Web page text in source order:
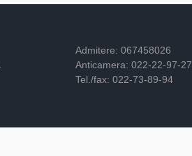
Admitere: 067458026
Anticamera: 022-22-97-27
Tel./fax: 022-73-89-94